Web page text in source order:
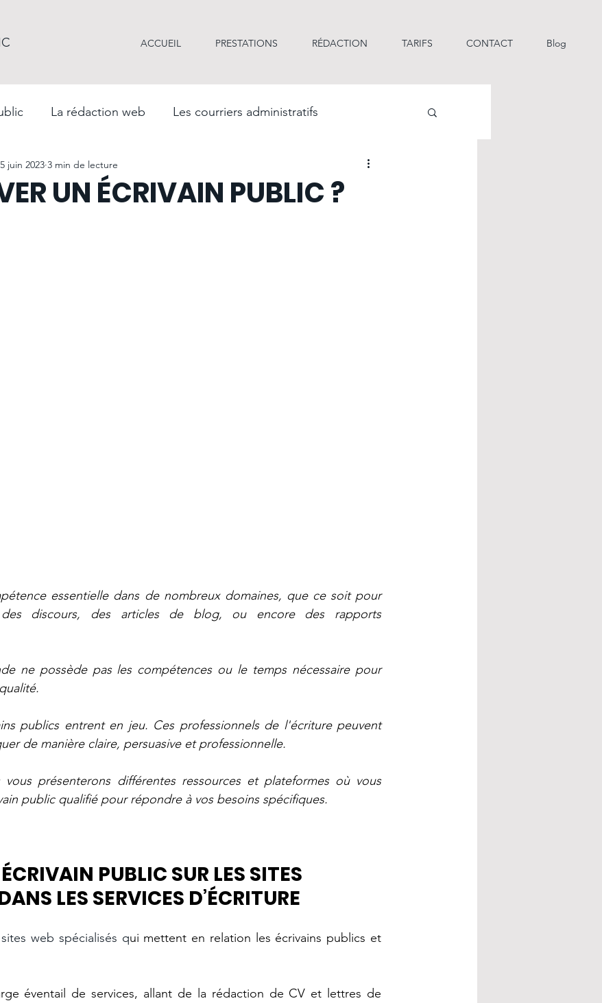
ACCUEIL PRESTATIONS RÉDACTION TARIFS CONTACT Blog
La rédaction web Les courriers administratifs
La rédaction professionnelle
administratives
UN ÉCRIVAIN PUBLIC ?
5 juin 2023 3 min de lecture
essentielle dans de nombreux domaines, que ce soit pour
discours, des articles de blog, ou encore des rapports
ne possède pas les compétences ou le temps nécessaire pour
publics entrent en jeu. Ces professionnels de l'écriture peuvent
de manière claire, persuasive et professionnelle.
présenterons différentes ressources et plateformes où vous
public qualifié pour répondre à vos besoins spécifiques.
PUBLIC SUR LES SITES
LES SERVICES D’ÉCRITURE
web spécialisés qui mettent en relation les écrivains publics et
éventail de services, allant de la rédaction de CV et lettres de